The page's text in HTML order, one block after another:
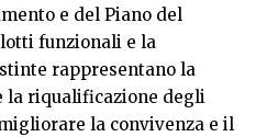
e del Piano del
funzionali e la
rappresentano la
la riqualificazione degli
la convivenza e il